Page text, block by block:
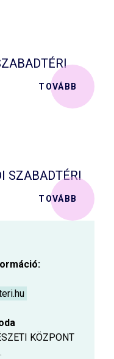
TOVÁBB
SZABADTÉRI
TOVÁBB
KÖZPONT